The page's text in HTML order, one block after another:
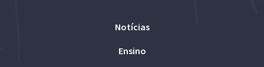
Notícias
Ensino